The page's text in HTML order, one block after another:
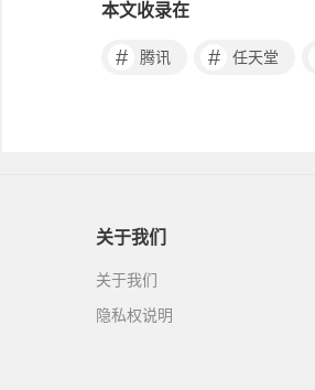
本文收录在
# 腾讯 # 任天堂
关于我们
关于我们
隐私权说明